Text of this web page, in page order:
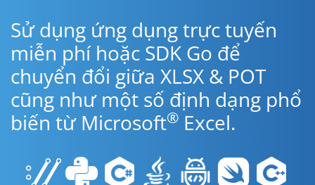
Sử dụng ứng dụng trực tuyến
miễn phí hoặc SDK Go để
chuyển đổi giữa XLSX & POT
cũng như một số định dạng phổ
biến từ Microsoft® Excel.